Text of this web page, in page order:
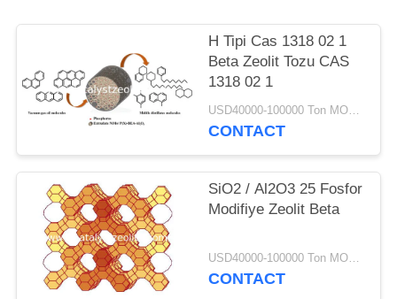
H Tipi Cas 1318 02 1
Beta Zeolit ​​Tozu CAS
1318 02 1
USD40000-100000 Ton MOQ:1 kg
CONTACT
SiO2 / Al2O3 25 Fosfor
Modifiye Zeolit ​​Beta
USD40000-100000 Ton MOQ:1 kg
CONTACT